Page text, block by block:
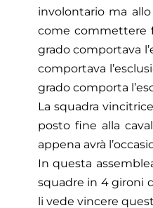
involontario ma
come commettere
grado comportava
comportava
grado comporta
La squadra
posto fine alla
appena avrà
In questa
squadre in 4 gironi
li vede vincere